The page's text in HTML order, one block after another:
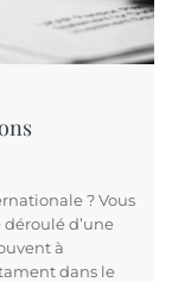
? Vous
d’une
à
dans le